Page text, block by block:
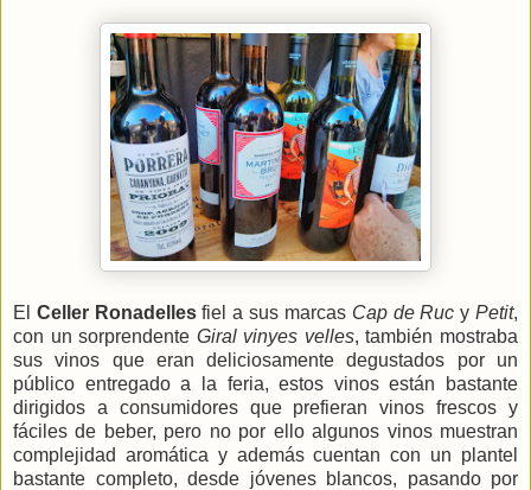
El Celler Ronadellesfiel a sus marcas Cap de Ruc yPetit,
con un sorprendente Giral vinyes velles, también mostraba
sus vinos que eran deliciosamente degustados por un
público entregado a la feria, estos vinos están bastante
dirigidos a consumidores que prefieran vinos frescos y
fáciles de beber, pero no por ello algunos vinos muestran
complejidad aromática y además cuentan con un plantel
bastante completo, desde jóvenes blancos, pasando por